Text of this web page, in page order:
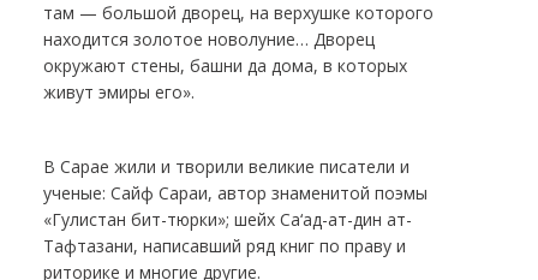
там — большой дворец, на верхушке которого
находится золотое новолуние… Дворец
окружают стены, башни да дома, в которых
живут эмиры его».
В Сарае жили и творили великие писатели и
ученые: Сайф Сараи, автор знаменитой поэмы
«Гулистан бит-тюрки»; шейх Са‘ад-ат-дин ат-
Тафтазани, написавший ряд книг по праву и
риторике и многие другие.